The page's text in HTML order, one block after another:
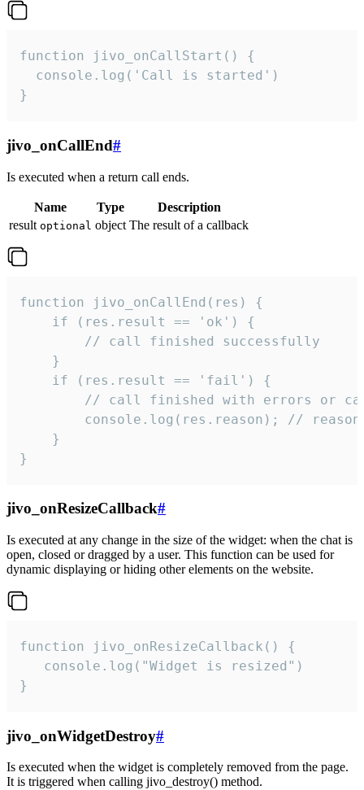
function jivo_onCallStart() {
  console.log('Call is started')
}
jivo_onCallEnd#
Is executed when a return call ends.
Name Type
Description
result optional object The result of a callback
function jivo_onCallEnd(res) {
    if (res.result == 'ok') {
        // call finished successfully
    }
    if (res.result == 'fail') {
// call finished with errors or
console.log(res.reason); //
    }
}
jivo_onResizeCallback#
Is executed at any change in the size of the widget: when the chat is
open, closed or dragged by a user. This function can be used for
dynamic displaying or hiding other elements on the website.
function jivo_onResizeCallback() {
   console.log("Widget is resized")
}
jivo_onWidgetDestroy#
Is executed when the widget is completely removed from the page.
It is triggered when calling jivo_destroy() method.